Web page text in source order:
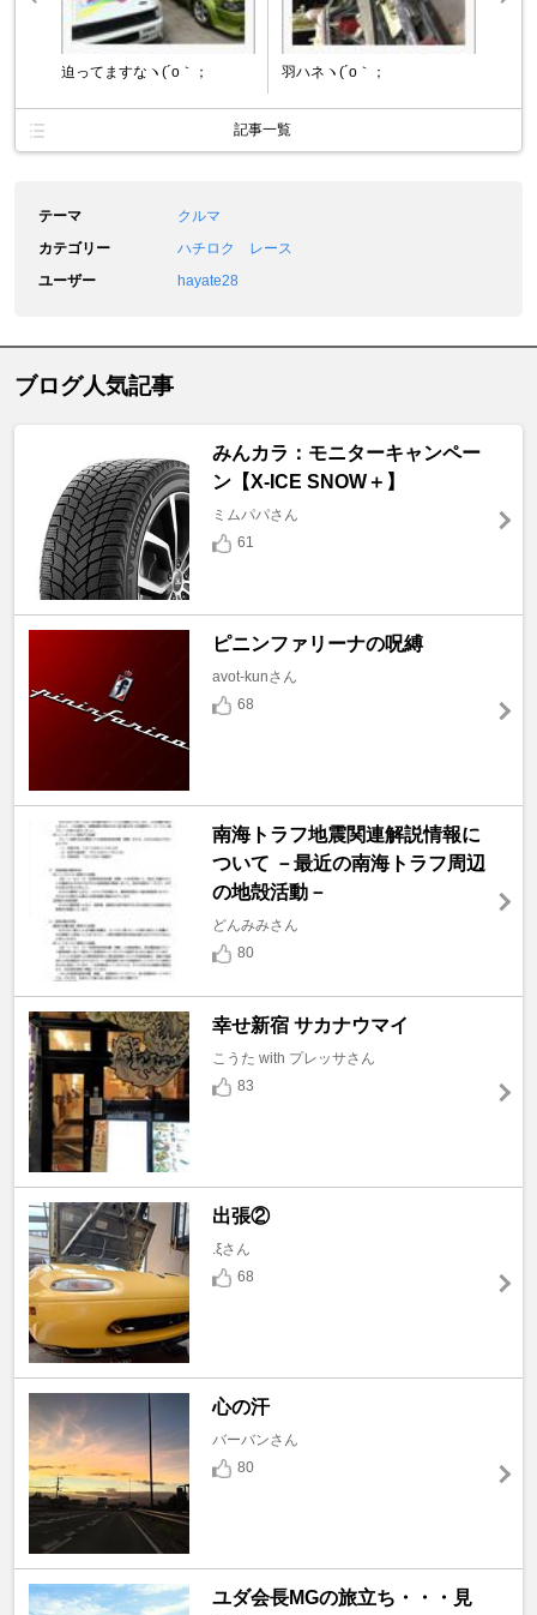
迫ってますなヽ(´o｀； 羽ハネヽ(´o｀；
記事一覧
テーマ
クルマ
カテゴリー
ハチロク レース
ユーザー
hayate28
ブログ人気記事
みんカラ：モニターキャンペー
ン【X-ICE SNOW＋】
ミムパパさん
61
ピニンファリーナの呪縛
avot-kunさん
68
南海トラフ地震関連解説情報に
ついて －最近の南海トラフ周辺
の地殻活動－
どんみみさん
80
幸せ新宿 サカナウマイ
こうた with プレッサさん
83
出張②
.ξさん
68
心の汗
バーバンさん
80
ユダ会長MGの旅立ち・・・見